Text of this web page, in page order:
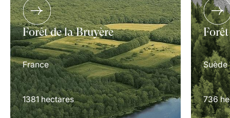
Forêt de la Bruyère
France
1381 hectares
Suède
736